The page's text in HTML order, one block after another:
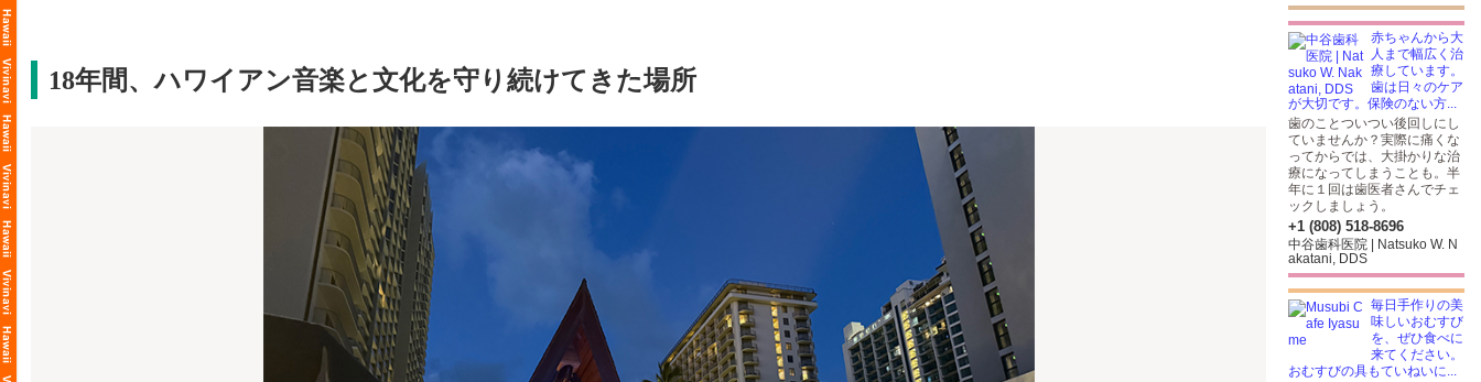
18年間、ハワイアン音楽と文化を守り続けてきた場所
赤ちゃんから大
人まで幅広く治
療しています。
歯は日々のケア
が大切です。保険のない方...
歯のことついつい後回しにし
ていませんか？実際に痛くな
ってからでは、大掛かりな治
療になってしまうことも。半
年に１回は歯医者さんでチェ
ックしましょう。
+1 (808) 518-8696
中谷歯科医院 | Natsuko W. N
akatani, DDS
毎日手作りの美
味しいおむすび
を、ぜひ食べに
来てください。
おむすびの具もていねいに...